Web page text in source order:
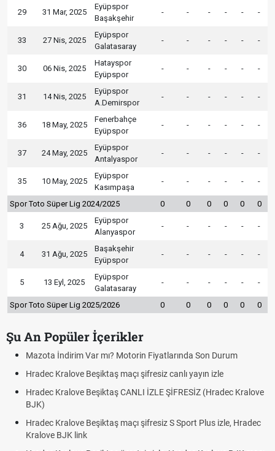
29 31 Mar, 2025
Eyüpspor
Başakşehir
- - - - - -
33 27 Nis, 2025
Eyüpspor
Galatasaray
- - - - - -
30 06 Nis, 2025
Hatayspor
Eyüpspor
- - - - - -
31 14 Nis, 2025
Eyüpspor
A.Demirspor
- - - - - -
36 18 May, 2025
Fenerbahçe
Eyüpspor
- - - - - -
37 24 May, 2025
Eyüpspor
Antalyaspor
- - - - - -
35 10 May, 2025
Eyüpspor
Kasımpaşa
- - - - - -
Spor Toto Süper Lig 2024/2025 0 0 0 0 0 0
3 25 Ağu, 2025
Eyüpspor
Alanyaspor
- - - - - -
4 31 Ağu, 2025
Başakşehir
Eyüpspor
- - - - - -
5 13 Eyl, 2025
Eyüpspor
Galatasaray
- - - - - -
Spor Toto Süper Lig 2025/2026 0 0 0 0 0 0
Şu An Popüler İçerikler
Mazota İndirim Var mı? Motorin Fiyatlarında Son Durum
Hradec Kralove Beşiktaş maçı şifresiz canlı yayın izle
Hradec Kralove Beşiktaş CANLI İZLE ŞİFRESİZ (Hradec Kralove
BJK)
Hradec Kralove Beşiktaş maçı şifresiz S Sport Plus izle, Hradec
Kralove BJK link